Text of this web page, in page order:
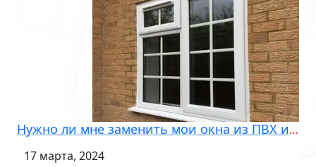
Нужно ли мне заменить мои окна из ПВХ или я могу их отремонтировать?
17 марта, 2024